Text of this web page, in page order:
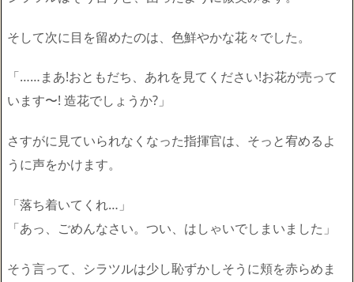
そして次に目を留めたのは、色鮮やかな花々でした。
「……まあ!おともだち、あれを見てください!お花が売って
います〜! 造花でしょうか?」
さすがに見ていられなくなった指揮官は、そっと宥めるよ
うに声をかけます。
「落ち着いてくれ…」
「あっ、ごめんなさい。つい、はしゃいでしまいました」
そう言って、シラツルは少し恥ずかしそうに頬を赤らめま